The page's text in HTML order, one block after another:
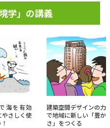
学」の講義
海を有効
やさしく使
建築空間デザインの力
で地域に新しい「豊か
さ」をつくる